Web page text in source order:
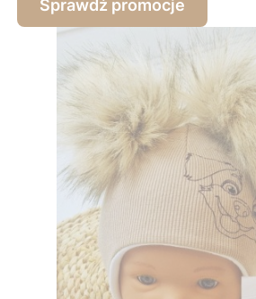
Sprawdź promocje